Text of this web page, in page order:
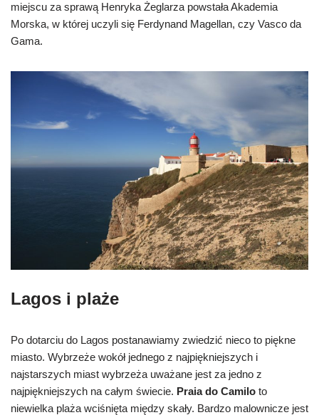
miejscu za sprawą Henryka Żeglarza powstała Akademia
Morska, w której uczyli się Ferdynand Magellan, czy Vasco da
Gama.
Lagos i plaże
Po dotarciu do Lagos postanawiamy zwiedzić nieco to piękne
miasto. Wybrzeże wokół jednego z najpiękniejszych i
najstarszych miast wybrzeża uważane jest za jedno z
najpiękniejszych na całym świecie. Praia do Camilo to
niewielka plaża wciśnięta między skały. Bardzo malownicze jest